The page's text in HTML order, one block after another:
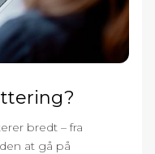
bredt – fra
at gå på